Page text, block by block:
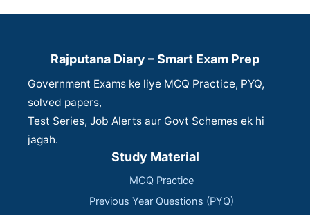
Rajputana Diary – Smart Exam Prep
Government Exams ke liye MCQ Practice, PYQ,
solved papers,
Test Series, Job Alerts aur Govt Schemes ek hi
jagah.
Study Material
MCQ Practice
Previous Year Questions (PYQ)